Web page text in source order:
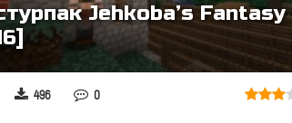
Jehkoba’s Fantasy
496 0